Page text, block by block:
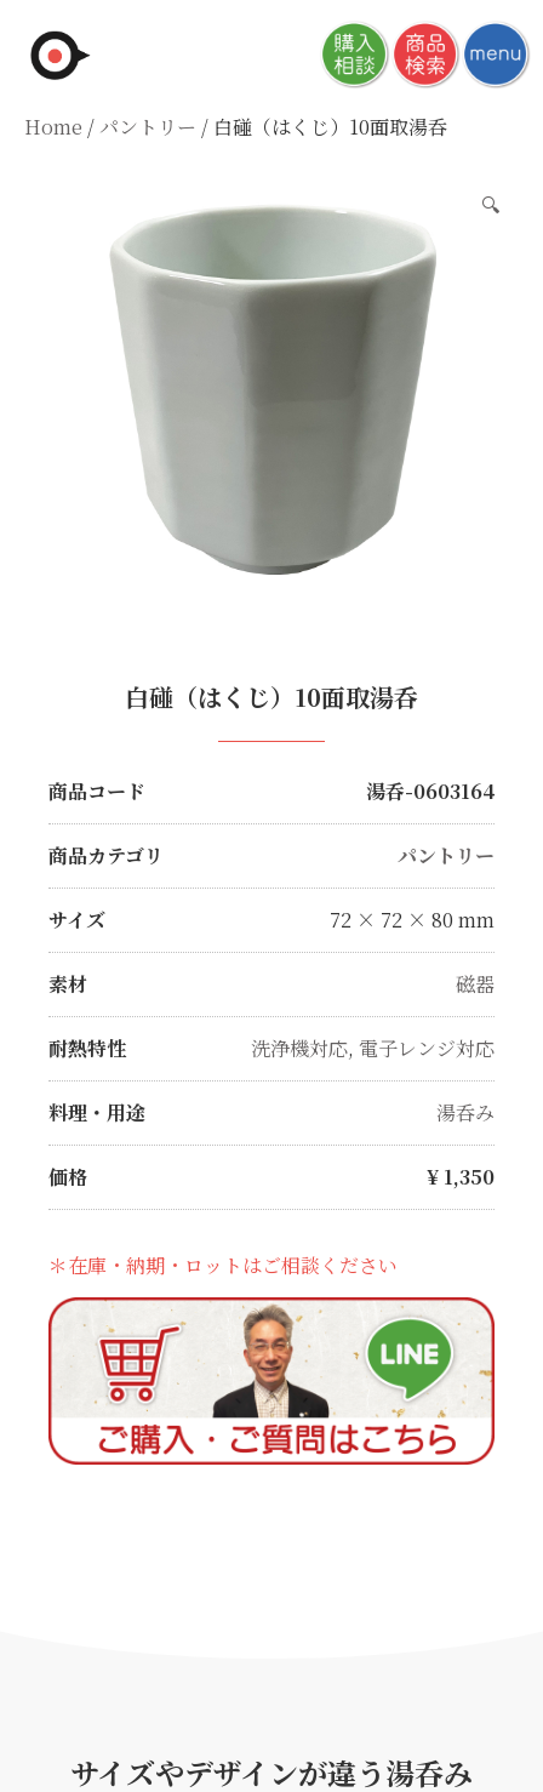
Home / パントリー / 白碰（はくじ）10面取湯呑
🔍
白碰（はくじ）10面取湯呑
商品コード 湯呑-0603164
商品カテゴリ パントリー
サイズ 72 × 72 × 80 mm
素材 磁器
耐熱特性 洗浄機対応, 電子レンジ対応
料理・用途 湯呑み
価格 ¥ 1,350
＊在庫・納期・ロットはご相談ください
サイズやデザインが違う湯呑み